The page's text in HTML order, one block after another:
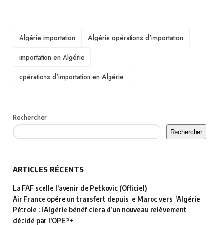
TAGS
Algérie importation
Algérie opérations d'importation
importation en Algérie
opérations d'importation en Algérie
Rechercher
Rechercher
ARTICLES RÉCENTS
La FAF scelle l’avenir de Petkovic (Officiel)
Air France opére un transfert depuis le Maroc vers l’Algérie
Pétrole : l’Algérie bénéficiera d’un nouveau relèvement
décidé par l’OPEP+